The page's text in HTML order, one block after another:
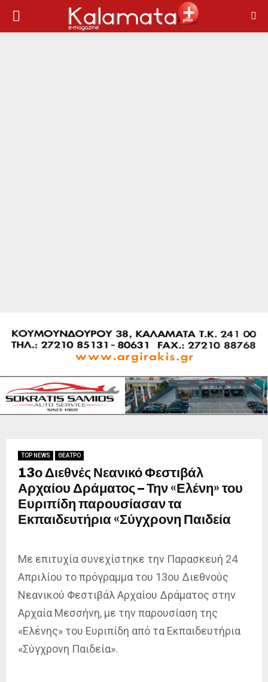
PRIMARY
TOP NEWS ΘΕΑΤΡΟ
13ο Διεθνές Νεανικό Φεστιβάλ
Αρχαίου Δράματος – Την «Ελένη» του
Ευριπίδη παρουσίασαν τα
Εκπαιδευτήρια «Σύγχρονη Παιδεία
Με επιτυχία συνεχίστηκε την Παρασκευή 24
Απριλίου το πρόγραμμα του 13ου Διεθνούς
Νεανικού Φεστιβάλ Αρχαίου Δράματος στην
Αρχαία Μεσσήνη, με την παρουσίαση της
«Ελένης» του Ευριπίδη από τα Εκπαιδευτήρια
«Σύγχρονη Παιδεία».